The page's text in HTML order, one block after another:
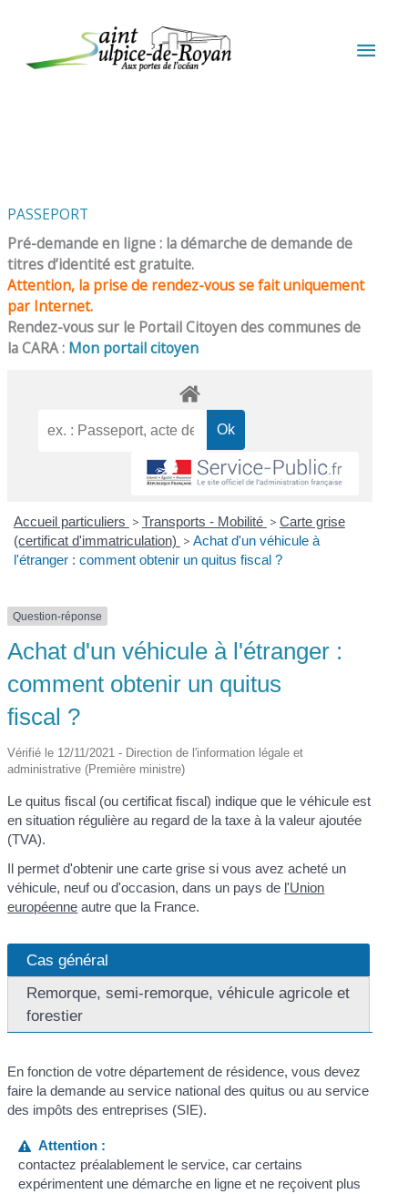
PASSEPORT
Pré-demande en ligne : la démarche de demande de
titres d’identité est gratuite.
Attention, la prise de rendez-vous se fait uniquement
par Internet.
Rendez-vous sur le Portail Citoyen des communes de
la CARA : Mon portail citoyen
Accueil particuliers > Transports - Mobilité > Carte grise
(certificat d'immatriculation) > Achat d'un véhicule à
l'étranger : comment obtenir un quitus fiscal ?
Question-réponse
Achat d'un véhicule à l'étranger :
comment obtenir un quitus
fiscal ?
Vérifié le 12/11/2021 - Direction de l'information légale et
administrative (Première ministre)
Le quitus fiscal (ou certificat fiscal) indique que le véhicule est
en situation régulière au regard de la taxe à la valeur ajoutée
(TVA).
Il permet d'obtenir une carte grise si vous avez acheté un
véhicule, neuf ou d'occasion, dans un pays de l'Union
européenne autre que la France.
Cas général
Remorque, semi-remorque, véhicule agricole et
forestier
En fonction de votre département de résidence, vous devez
faire la demande au service national des quitus ou au service
des impôts des entreprises (SIE).
Attention :
contactez préalablement le service, car certains
expérimentent une démarche en ligne et ne reçoivent plus